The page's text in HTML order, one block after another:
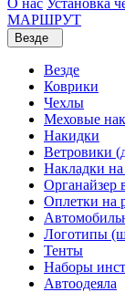
О нас Установка
МАРШРУТ
Везде
Везде
Коврики
Чехлы
Меховые
Накидки
Ветровики
Накладки
Органайзер
Оплетки на
Логотипы
Тенты
Наборы
Автоодеяла